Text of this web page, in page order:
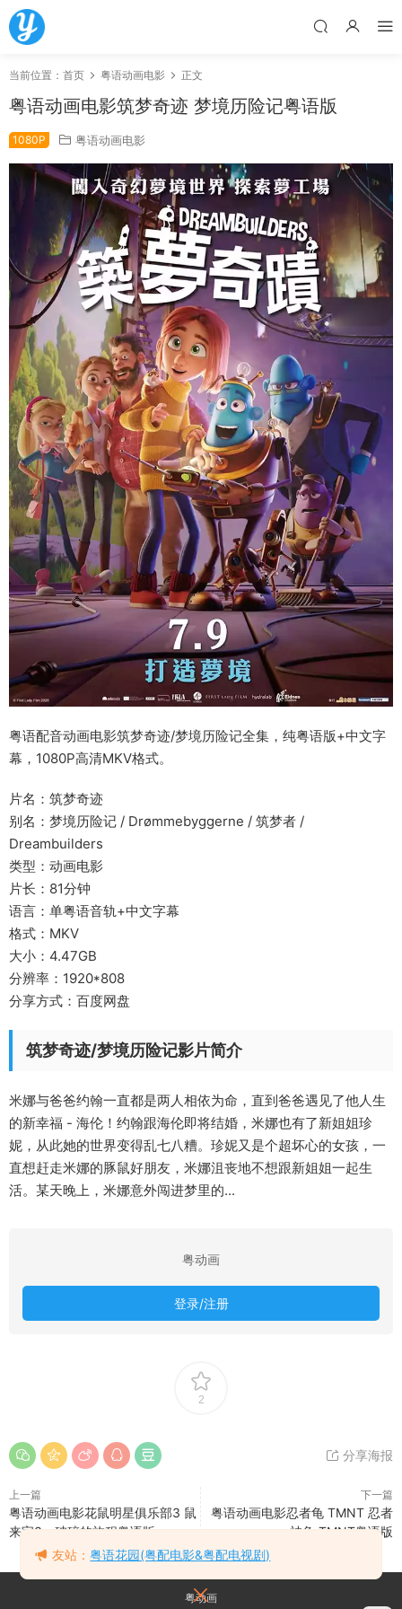
当前位置： 首页 粤语动画电影 正文
粤语动画电影筑梦奇迹 梦境历险记粤语版
1080P 粤语动画电影
粤语配音动画电影筑梦奇迹/梦境历险记全集，纯粤语版+中文字
幕，1080P高清MKV格式。
片名：筑梦奇迹
别名：梦境历险记 / Drømmebyggerne / 筑梦者 /
Dreambuilders
类型：动画电影
片长：81分钟
语言：单粤语音轨+中文字幕
格式：MKV
大小：4.47GB
分辨率：1920*808
分享方式：百度网盘
筑梦奇迹/梦境历险记影片简介
米娜与爸爸约翰一直都是两人相依为命，直到爸爸遇见了他人生
的新幸福 - 海伦！约翰跟海伦即将结婚，米娜也有了新姐姐珍
妮，从此她的世界变得乱七八糟。珍妮又是个超坏心的女孩，一
直想赶走米娜的豚鼠好朋友，米娜沮丧地不想跟新姐姐一起生
活。某天晚上，米娜意外闯进梦里的...
粤动画
登录/注册
2
分享海报
上一篇
粤语动画电影花鼠明星俱乐部3 鼠
来宝3：破碎的旅程粤语版
下一篇
粤语动画电影忍者龟 TMNT 忍者
神龟 TMNT粤语版
粤动画
友站：粤语花园(粤配电影&粤配电视剧)